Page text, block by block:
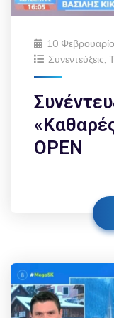
10
Συνεντεύξεις
OPEN